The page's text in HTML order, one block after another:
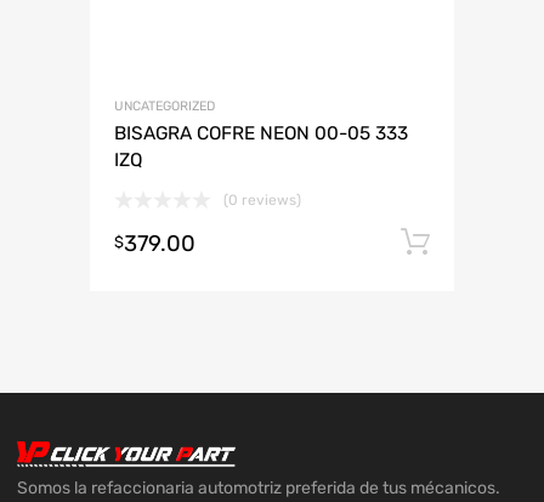
UNCATEGORIZED
BISAGRA COFRE NEON 00-05 333
IZQ
(0 reviews)
$379.00
Somos la refaccionaria automotriz preferida de tus mécanicos.